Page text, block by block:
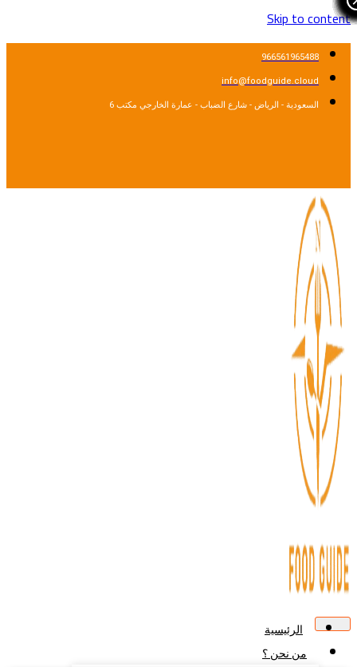
Skip to content
966561965488
info@foodguide.cloud
السعودية - الرياض - شارع الضباب - عمارة الخارجي مكتب 6
الرئيسية
من نحن ؟